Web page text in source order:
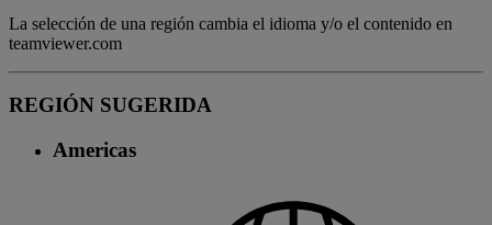
La selección de una región cambia el idioma y/o el contenido en
teamviewer.com
REGIÓN SUGERIDA
Americas